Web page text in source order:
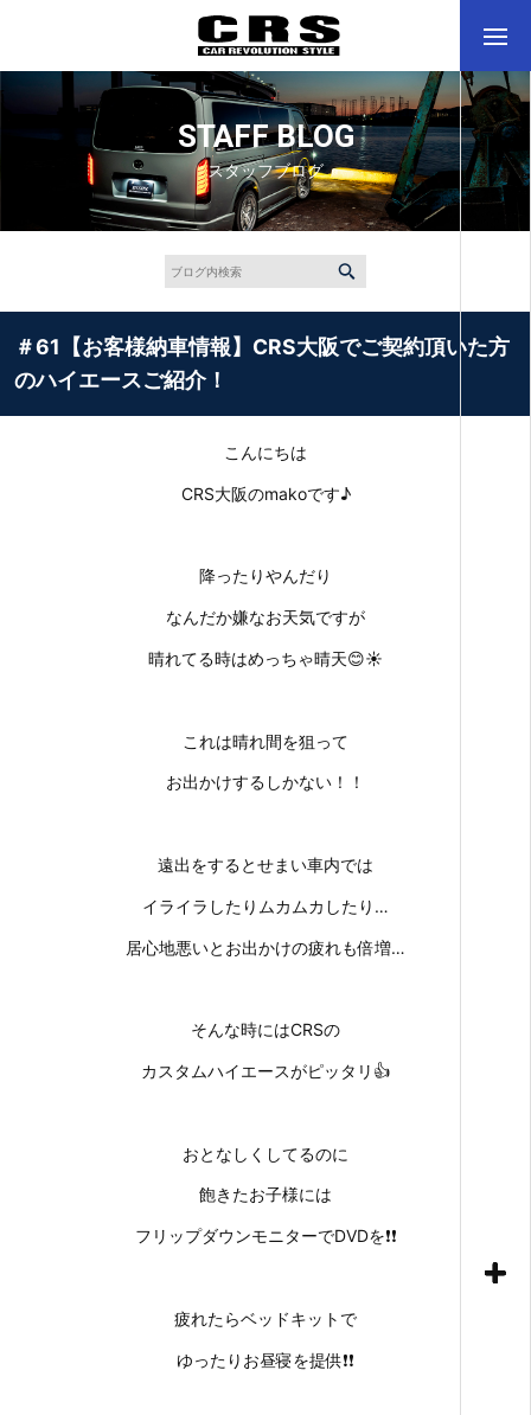
STAFF BLOG
スタッフブログ
＃61【お客様納車情報】CRS大阪でご契約頂いた方
のハイエースご紹介！
こんにちは
CRS大阪のmakoです♪
降ったりやんだり
なんだか嫌なお天気ですが
晴れてる時はめっちゃ晴天😊☀
これは晴れ間を狙って
お出かけするしかない！！
遠出をするとせまい車内では
イライラしたりムカムカしたり…
居心地悪いとお出かけの疲れも倍増…
そんな時にはCRSの
カスタムハイエースがピッタリ👍
おとなしくしてるのに
飽きたお子様には
フリップダウンモニターでDVDを❗❗
疲れたらベッドキットで
ゆったりお昼寝を提供❗❗